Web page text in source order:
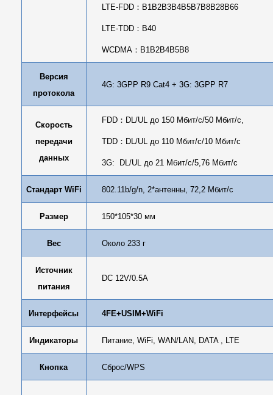
LTE-FDD： B1B2B3B4B5B7B8B28B66
LTE-TDD： B40
WCDMA： B1B2B4B5B8
Версия
протокола
4G: 3GPP R9 Cat4 + 3G: 3GPP R7
Скорость
передачи
данных
FDD： DL/UL до 150 Мбит/с/50 Мбит/с,
TDD： DL/UL до 110 Мбит/с/10 Мбит/с
3G: DL/UL до 21 Мбит/с/5,76 Мбит/с
Стандарт WiFi 802.11b/g/n, 2*антенны, 72,2 Мбит/с
Размер 150*105*30 мм
Вес Около 233 г
Источник
питания
DC 12V/0.5A
Интерфейсы 4FE+USIM+WiFi
Индикаторы Питание, WiFi, WAN/LAN, DATA , LTE
Кнопка Сброс/WPS